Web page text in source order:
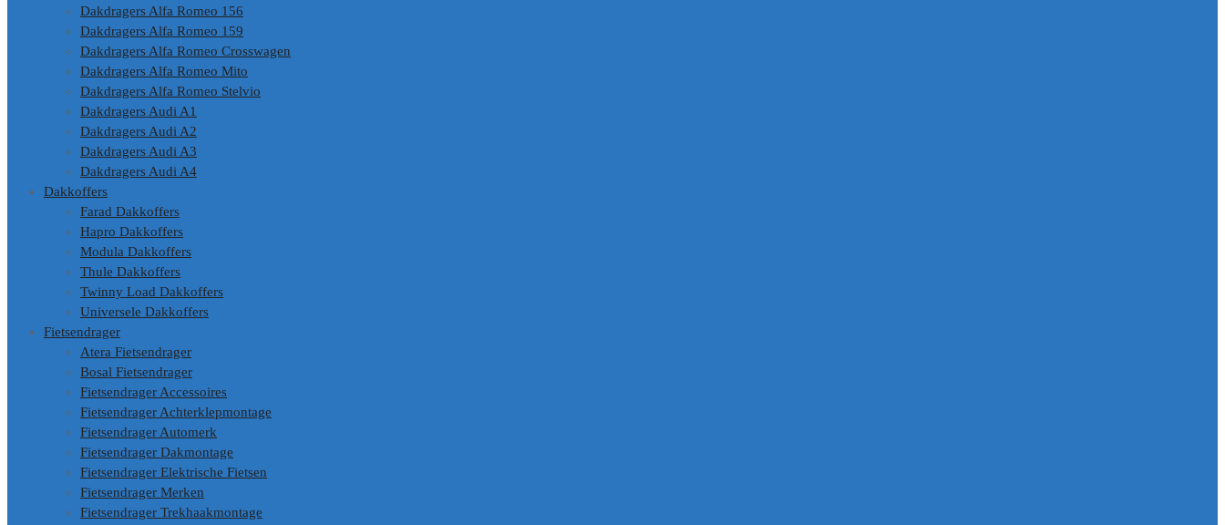
Dakdragers Alfa Romeo 156
Dakdragers Alfa Romeo 159
Dakdragers Alfa Romeo Crosswagen
Dakdragers Alfa Romeo Mito
Dakdragers Alfa Romeo Stelvio
Dakdragers Audi A1
Dakdragers Audi A2
Dakdragers Audi A3
Dakdragers Audi A4
Dakkoffers
Farad Dakkoffers
Hapro Dakkoffers
Modula Dakkoffers
Thule Dakkoffers
Twinny Load Dakkoffers
Universele Dakkoffers
Fietsendrager
Atera Fietsendrager
Bosal Fietsendrager
Fietsendrager Accessoires
Fietsendrager Achterklepmontage
Fietsendrager Automerk
Fietsendrager Dakmontage
Fietsendrager Elektrische Fietsen
Fietsendrager Merken
Fietsendrager Trekhaakmontage